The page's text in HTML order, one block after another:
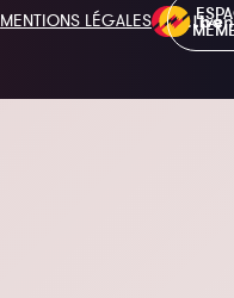
MENTIONS LÉGALES